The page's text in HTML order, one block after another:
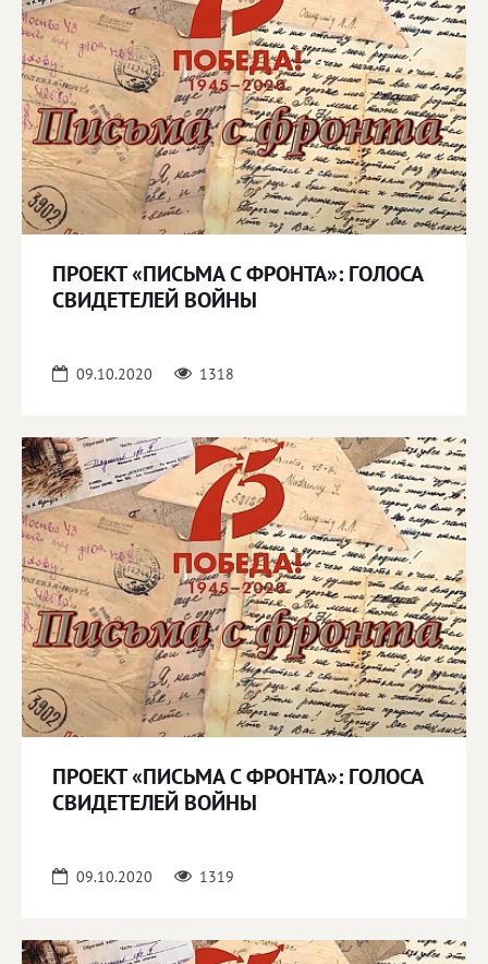
ПРОЕКТ «ПИСЬМА С ФРОНТА»: ГОЛОСА
СВИДЕТЕЛЕЙ ВОЙНЫ ⠀
09.10.2020 1318
ПРОЕКТ «ПИСЬМА С ФРОНТА»: ГОЛОСА
СВИДЕТЕЛЕЙ ВОЙНЫ
09.10.2020 1319